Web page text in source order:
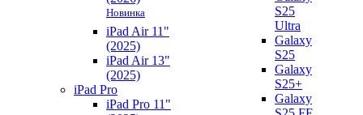
Новинка
iPad Air 11"
(2025)
iPad Air 13"
(2025)
iPad Pro
iPad Pro 11"
S25
Ultra
Galaxy
S25
Galaxy
S25+
Galaxy